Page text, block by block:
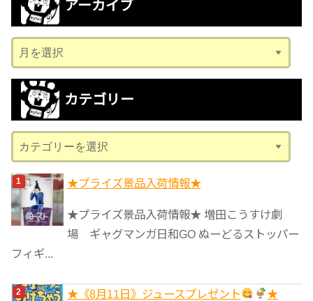
アーカイブ
ー
カ
ブ
カテゴリー
テ
ゴ
リ
ー
★プライズ景品入荷情報★
★プライズ景品入荷情報★ 増田こうすけ劇
場 ギャグマンガ日和GO ぬーどるストッパー
フィギ...
★《8月11日》ジュースプレゼント ★